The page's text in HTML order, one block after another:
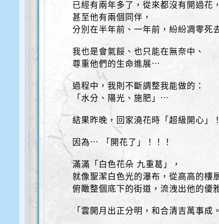
已經有兩年多了，從來都沒有開過花
甚至他有兩個同伴，
分別在半年前、一年前，紛紛凋零死
我也是會氣餒、也只能在無奈中、
尊重他們的生命進展⋯
過程中，我則不斷調整我能做的：
「水分、陽光、施肥」⋯
結果昨晚，回家澆花時「超級開心」
因為⋯ 「開花了」！！！
滿滿「白色花朵 九重葛」，
就像聖潔白色光的瀑布，從高高的樓
俯瞰整個底下的街道，流洩出他的優
「雲開月出正分明，和合清吉萬事成